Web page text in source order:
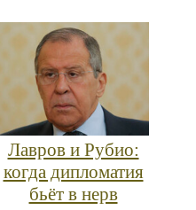
Лавров и Рубио:
когда дипломатия
бьёт в нерв